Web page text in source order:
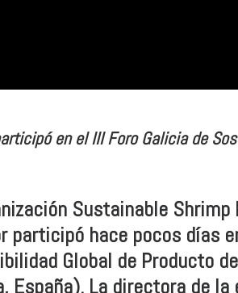
en el III Foro Galicia de
Sustainable
participó hace pocos días
Global de Producto
España). La directora de la